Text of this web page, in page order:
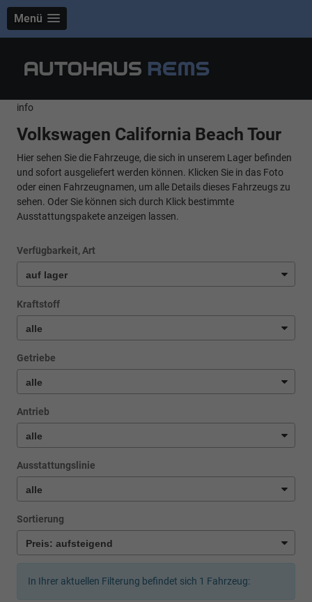
Menü
info
Volkswagen California Beach Tour
Hier sehen Sie die Fahrzeuge, die sich in unserem Lager befinden
und sofort ausgeliefert werden können. Klicken Sie in das Foto
oder einen Fahrzeugnamen, um alle Details dieses Fahrzeugs zu
sehen. Oder Sie können sich durch Klick bestimmte
Ausstattungspakete anzeigen lassen.
Verfügbarkeit, Art
Kraftstoff
Getriebe
Antrieb
Ausstattungslinie
Sortierung
In Ihrer aktuellen Filterung befindet sich 1 Fahrzeug: